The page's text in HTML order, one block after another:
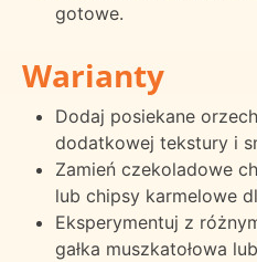
gotowe.
Warianty
Dodaj posiekane
dodatkowej tekstury i
Zamień czekoladowe
lub chipsy karmelowe
Eksperymentuj z
gałka muszkatołowa